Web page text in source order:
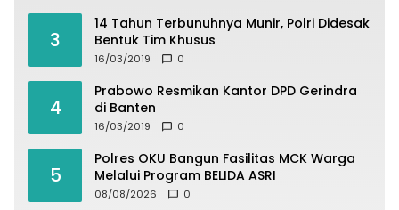
3
14 Tahun Terbunuhnya Munir, Polri Didesak
Bentuk Tim Khusus
16/03/2019 0
4
Prabowo Resmikan Kantor DPD Gerindra
di Banten
16/03/2019 0
5
Polres OKU Bangun Fasilitas MCK Warga
Melalui Program BELIDA ASRI
08/08/2026 0